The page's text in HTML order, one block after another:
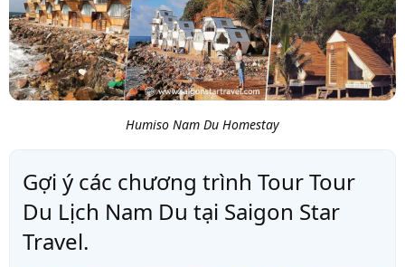
Humiso Nam Du Homestay
Gợi ý các chương trình Tour Tour
Du Lịch Nam Du tại Saigon Star
Travel.